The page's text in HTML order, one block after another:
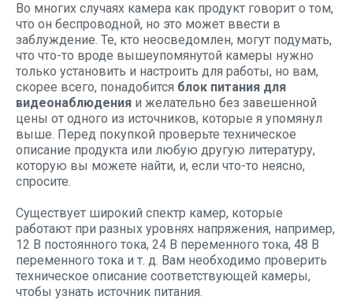
Во многих случаях камера как продукт говорит о том,
что он беспроводной, но это может ввести в
заблуждение. Те, кто неосведомлен, могут подумать,
что что-то вроде вышеупомянутой камеры нужно
только установить и настроить для работы, но вам,
скорее всего, понадобится блок питания для
видеонаблюдения и желательно без завешенной
цены от одного из источников, которые я упомянул
выше. Перед покупкой проверьте техническое
описание продукта или любую другую литературу,
которую вы можете найти, и, если что-то неясно,
спросите.
Существует широкий спектр камер, которые
работают при разных уровнях напряжения, например,
12 В постоянного тока, 24 В переменного тока, 48 В
переменного тока и т. д. Вам необходимо проверить
техническое описание соответствующей камеры,
чтобы узнать источник питания.